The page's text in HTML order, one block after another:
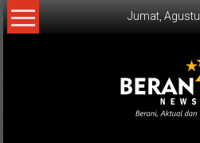
Lompat
ke
Jumat,